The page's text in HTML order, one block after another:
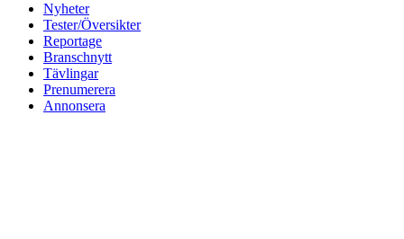
Nyheter
Tester/Översikter
Reportage
Branschnytt
Tävlingar
Prenumerera
Annonsera